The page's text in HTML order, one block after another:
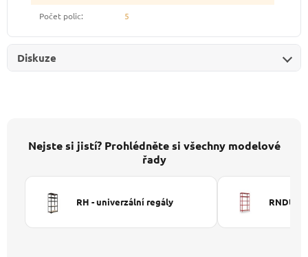
Počet polic: 5
Diskuze
Nejste si jistí? Prohlédněte si všechny modelové
řady
RH - univerzální regály RNDU-